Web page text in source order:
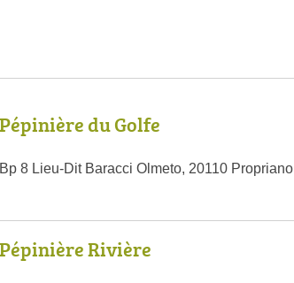
Pépinière du Golfe
Bp 8 Lieu-Dit Baracci Olmeto, 20110 Propriano
Pépinière Rivière